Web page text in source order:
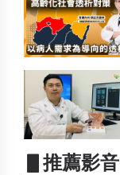
▋推薦影音